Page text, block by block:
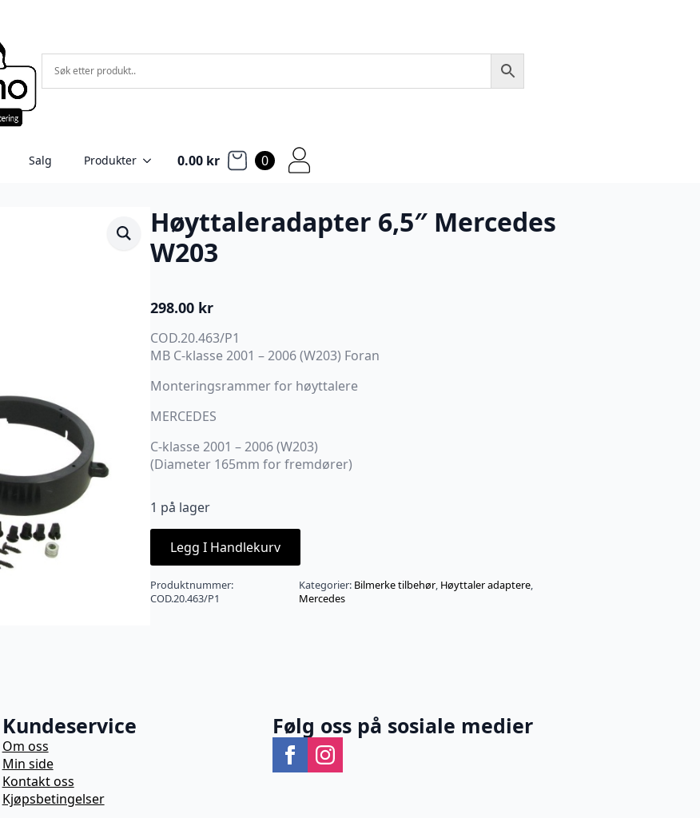
Salg Produkter 0.00 kr 0
Høyttaleradapter 6,5″ Mercedes
W203
298.00 kr
COD.20.463/P1
MB C-klasse 2001 – 2006 (W203) Foran
Monteringsrammer for høyttalere
MERCEDES
C-klasse 2001 – 2006 (W203)
(Diameter 165mm for fremdører)
1 på lager
Legg I Handlekurv
Produktnummer:
COD.20.463/P1
Kategorier: Bilmerke tilbehør, Høyttaler adaptere,
Mercedes
Kundeservice
Om oss
Min side
Kontakt oss
Kjøpsbetingelser
Følg oss på sosiale medier